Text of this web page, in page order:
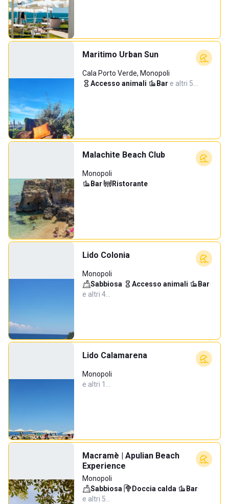
Maritimo Urban Sun
Cala Porto Verde, Monopoli
Accesso animali· Bar·e altri 5…
Malachite Beach Club
Monopoli
Bar· Ristorante
Lido Colonia
Monopoli
Sabbiosa· Accesso animali· Bar·
e altri 4…
Lido Calamarena
Monopoli
e altri 1…
Macramè | Apulian Beach
Experience
Monopoli
Sabbiosa· Doccia calda· Bar·
e altri 5…